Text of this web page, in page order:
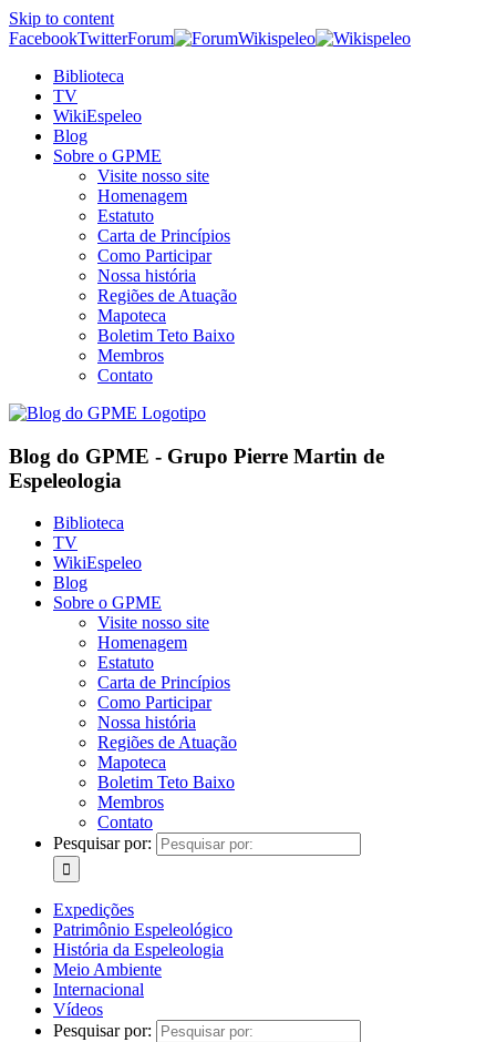
Skip to content
FacebookTwitterForum
Wikispeleo
Biblioteca
TV
WikiEspeleo
Blog
Sobre o GPME
Visite nosso site
Homenagem
Estatuto
Carta de Princípios
Como Participar
Nossa história
Regiões de Atuação
Mapoteca
Boletim Teto Baixo
Membros
Contato
Blog do GPME - Grupo Pierre Martin de
Espeleologia
Biblioteca
TV
WikiEspeleo
Blog
Sobre o GPME
Visite nosso site
Homenagem
Estatuto
Carta de Princípios
Como Participar
Nossa história
Regiões de Atuação
Mapoteca
Boletim Teto Baixo
Membros
Contato
Pesquisar por:
Expedições
Patrimônio Espeleológico
História da Espeleologia
Meio Ambiente
Internacional
Vídeos
Pesquisar por: